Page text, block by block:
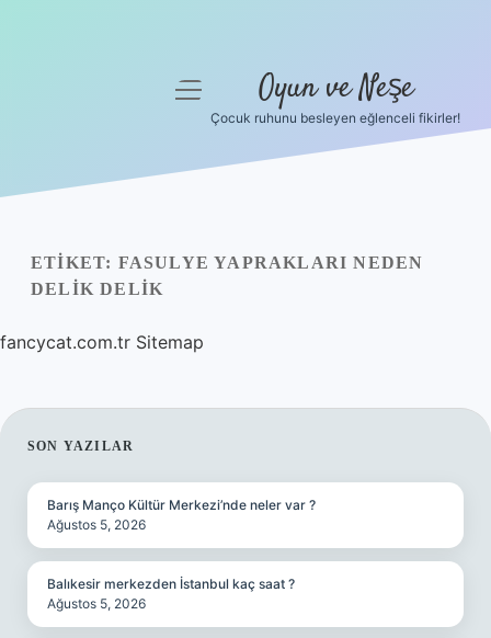
Yasal Uyarı
menüyü
Oyun ve Neşe
Çocuk ruhunu besleyen eğlenceli fikirler!
ETIKET: FASULYE YAPRAKLARI NEDEN
DELIK DELIK
fancycat.com.tr Sitemap
SIDEBAR
SON YAZILAR
Barış Manço Kültür Merkezi’nde neler var ?
Ağustos 5, 2026
Balıkesir merkezden İstanbul kaç saat ?
Ağustos 5, 2026